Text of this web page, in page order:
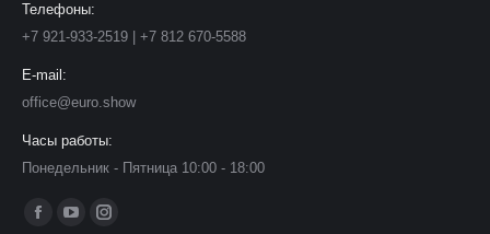
Телефоны:
+7 921-933-2519 | +7 812 670-5588
E-mail:
office@euro.show
Часы работы:
Понедельник - Пятница 10:00 - 18:00
Ищите нас:
СтраницаСтраницаСтраница